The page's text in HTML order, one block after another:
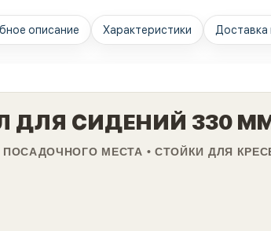
описание Характеристики Доставка
ДЛЯ СИДЕНИЙ 330 ММ.
МЕСТА • СТОЙКИ ДЛЯ